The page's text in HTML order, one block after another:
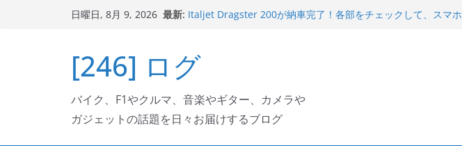
日曜日, 8月 9, 2026 最新: Italjet Dragster 200が納車完了！各部をチェックして、スマホ
Ken Block 逝去
岩手県奥州市へのふるさと納税で KGR HARMONY 南部鉄器エ
Italjet Dragster 200のフロントISSサスの動きが判ったらコーナ
リングが楽しくなった
[246] ログ
バイク、F1やクルマ、音楽やギター、カメラや
ガジェットの話題を日々お届けするブログ